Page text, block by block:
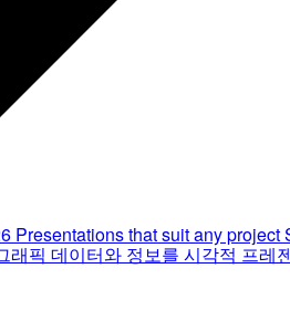
Presentations that suit any project
래픽 데이터와 정보를 시각적 프레